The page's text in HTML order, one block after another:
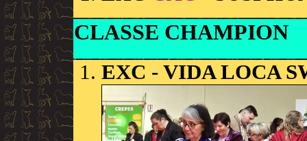
CLASSE CHAMPION
EXC - VIDA LOCA